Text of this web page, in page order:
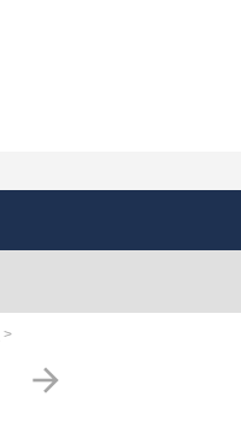
arrow_forward